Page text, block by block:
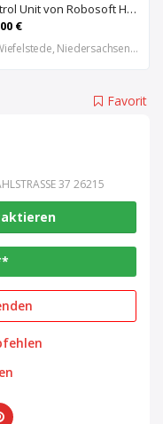
Control Unit von Robosoft HACO – 411-1084 / 412-0112 / 412-0094 PPES 30135
€
Niedersachsen, DE
Favorit
37 26215